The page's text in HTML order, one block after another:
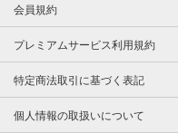
会員規約
プレミアムサービス利用規約
特定商法取引に基づく表記
個人情報の取扱いについて